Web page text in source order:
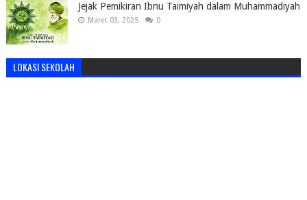
Jejak Pemikiran Ibnu Taimiyah dalam Muhammadiyah
Maret 03, 2025 0
LOKASI SEKOLAH